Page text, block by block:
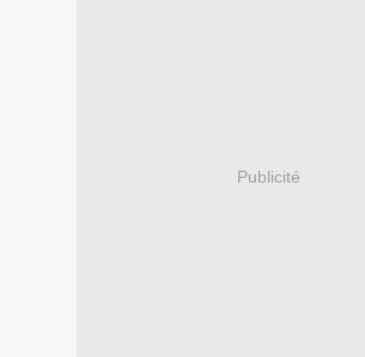
Publicité